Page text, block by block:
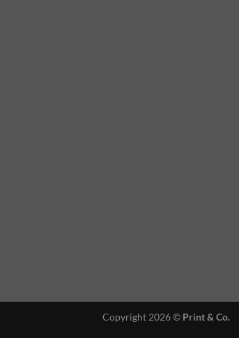
Copyright 2026 © Print & Co.